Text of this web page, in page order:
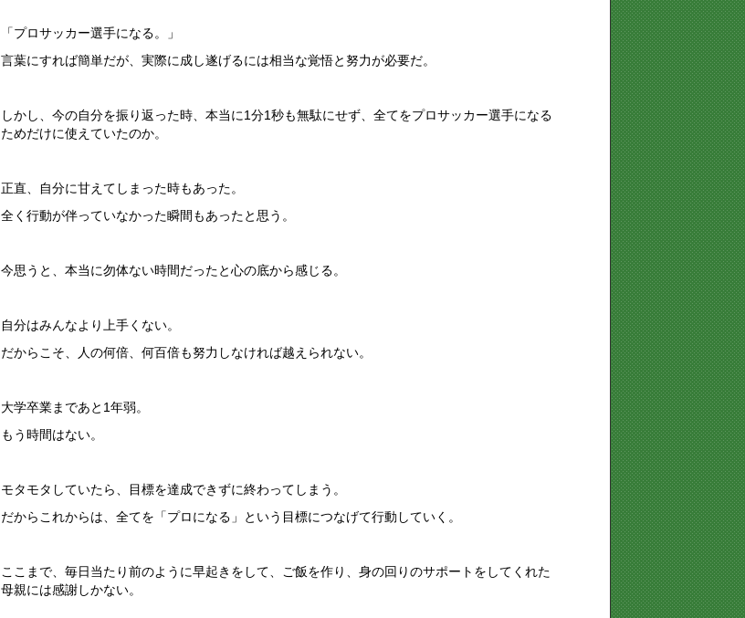
「プロサッカー選手になる。」
言葉にすれば簡単だが、実際に成し遂げるには相当な覚悟と努力が必要だ。
しかし、今の自分を振り返った時、本当に1分1秒も無駄にせず、全てをプロサッカー選手になる
ためだけに使えていたのか。
正直、自分に甘えてしまった時もあった。
全く行動が伴っていなかった瞬間もあったと思う。
今思うと、本当に勿体ない時間だったと心の底から感じる。
自分はみんなより上手くない。
だからこそ、人の何倍、何百倍も努力しなければ越えられない。
大学卒業まであと1年弱。
もう時間はない。
モタモタしていたら、目標を達成できずに終わってしまう。
だからこれからは、全てを「プロになる」という目標につなげて行動していく。
ここまで、毎日当たり前のように早起きをして、ご飯を作り、身の回りのサポートをしてくれた
母親には感謝しかない。